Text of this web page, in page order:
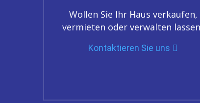
Wollen Sie Ihr Haus verkaufen,
vermieten oder verwalten
Kontaktieren Sie uns